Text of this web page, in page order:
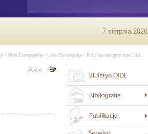
7 sierpnia 2026
> Unia Europejska > Unia Europejska > Polityka energetyczna Unii...